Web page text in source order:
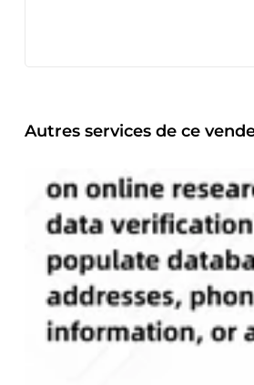
Autres services de ce